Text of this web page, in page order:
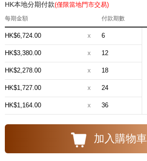
HK本地分期付款(僅限當地門市交易)
每期金額 付款期數
HK$6,724.00 x 6
HK$3,380.00 x 12
HK$2,278.00 x 18
HK$1,727.00 x 24
HK$1,164.00 x 36
加入購物車